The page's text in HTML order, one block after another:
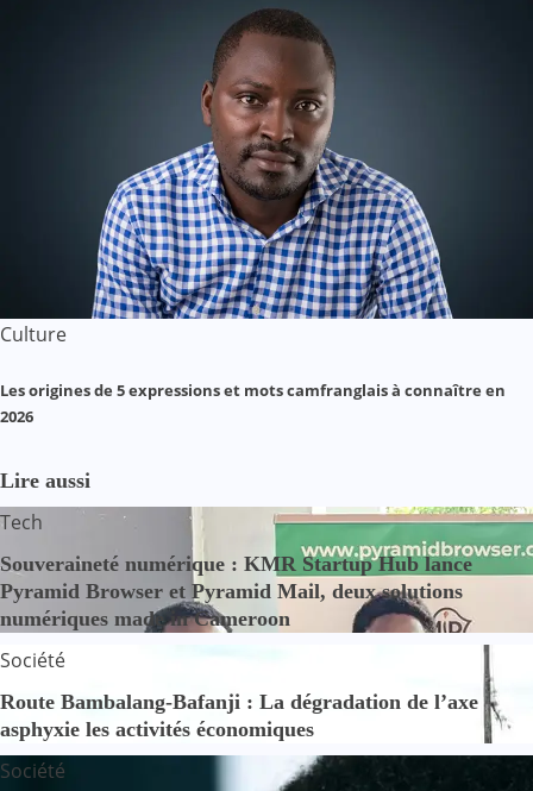
Culture
Les origines de 5 expressions et mots camfranglais à connaître en
2026
Lire aussi
Tech
Souveraineté numérique : KMR Startup Hub lance
Pyramid Browser et Pyramid Mail, deux solutions
numériques made in Cameroon
Société
Route Bambalang-Bafanji : La dégradation de l’axe
asphyxie les activités économiques
Société